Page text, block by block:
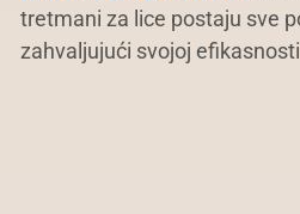
tretmani za lice postaju sve
zahvaljujući svojoj